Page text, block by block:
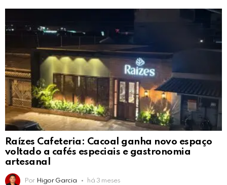
Raízes Cafeteria: Cacoal ganha novo espaço
voltado a cafés especiais e gastronomia
artesanal
Por Higor Garcia há 3 meses